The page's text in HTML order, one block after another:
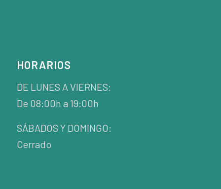
HORARIOS
DE LUNES A VIERNES:
De 08:00h a 19:00h
SÁBADOS Y DOMINGO:
Cerrado